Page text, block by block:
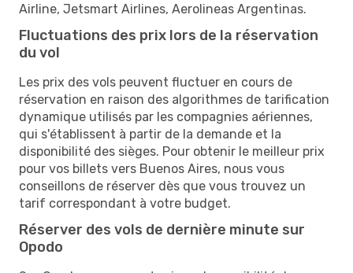
Airline, Jetsmart Airlines, Aerolineas Argentinas.
Fluctuations des prix lors de la réservation
du vol
Les prix des vols peuvent fluctuer en cours de
réservation en raison des algorithmes de tarification
dynamique utilisés par les compagnies aériennes,
qui s'établissent à partir de la demande et la
disponibilité des sièges. Pour obtenir le meilleur prix
pour vos billets vers Buenos Aires, nous vous
conseillons de réserver dès que vous trouvez un
tarif correspondant à votre budget.
Réserver des vols de dernière minute sur
Opodo